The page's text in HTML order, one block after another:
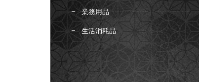
業務用品
生活消耗品